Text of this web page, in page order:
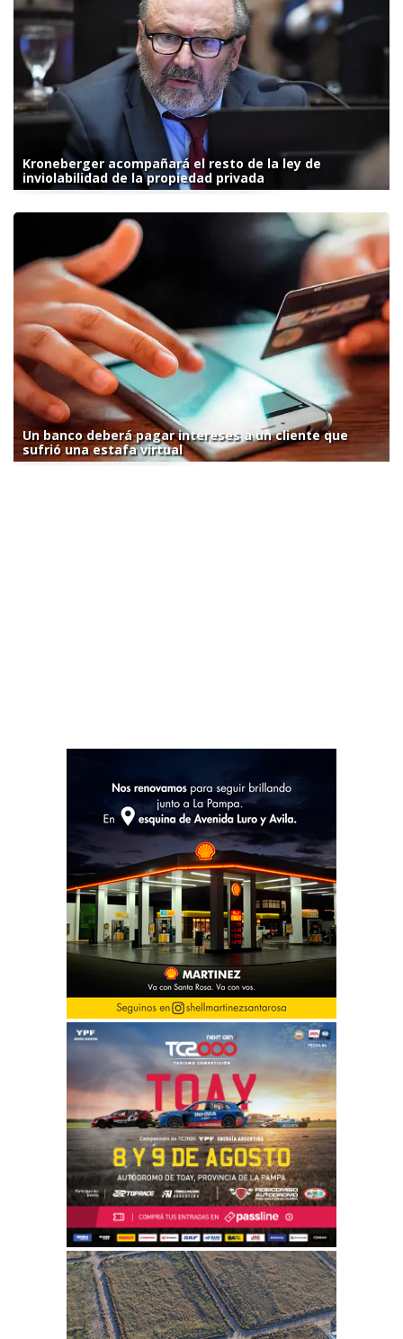
Kroneberger acompañará el resto de la ley de
inviolabilidad de la propiedad privada
Un banco deberá pagar intereses a un cliente que
sufrió una estafa virtual